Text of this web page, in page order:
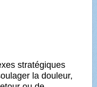
stratégiques
la douleur,